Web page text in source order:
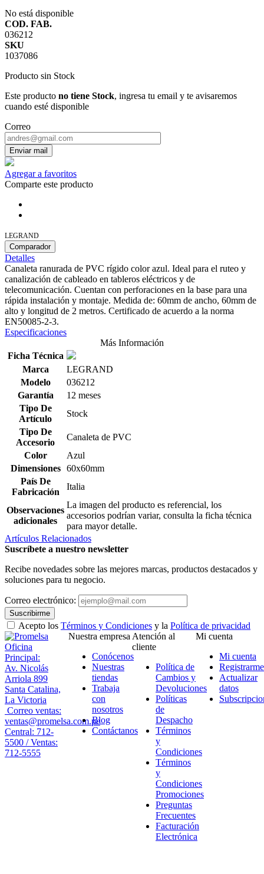
No está disponible
COD. FAB.
036212
SKU
1037086
Producto sin Stock
Este producto no tiene Stock, ingresa tu email y te avisaremos
cuando esté disponible
Correo
Enviar mail
Agregar a favoritos
Comparte este producto
LEGRAND
Comparador
Detalles
Canaleta ranurada de PVC rígido color azul. Ideal para el ruteo y
canalización de cableado en tableros eléctricos y de
telecomunicación. Cuentan con perforaciones en la base para una
rápida instalación y montaje. Medida de: 60mm de ancho, 60mm de
alto y longitud de 2 metros. Certificado de acuerdo a la norma
EN50085-2-3.
Especificaciones
Más Información
Ficha Técnica
Marca
LEGRAND
Modelo
036212
Garantía
12 meses
Tipo De
Artículo
Stock
Tipo De
Accesorio
Canaleta de PVC
Color
Azul
Dimensiones
60x60mm
País De
Fabricación
Italia
Observaciones
adicionales
La imagen del producto es referencial, los
accesorios podrían variar, consulta la ficha técnica
para mayor detalle.
Artículos Relacionados
Suscríbete a nuestro newsletter
Recibe novedades sobre las mejores marcas, productos destacados y
soluciones para tu negocio.
Correo electrónico:
Suscribirme
Acepto los Términos y Condiciones y la Política de privacidad
Oficina
Principal:
Av. Nicolás
Arriola 899
Santa Catalina,
La Victoria
Correo ventas:
ventas@promelsa.com.pe
Central: 712-
5500 / Ventas:
712-5555
Nuestra empresa
Conócenos
Nuestras
tiendas
Trabaja
con
nosotros
Blog
Contáctanos
Atención al
cliente
Política de
Cambios y
Devoluciones
Políticas
de
Despacho
Términos
y
Condiciones
Términos
y
Condiciones
Promociones
Preguntas
Frecuentes
Facturación
Electrónica
Mi cuenta
Mi cuenta
Registrarme
Actualizar
datos